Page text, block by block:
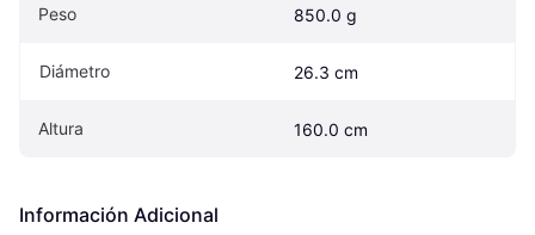
Peso 850.0 g
Diámetro 26.3 cm
Altura 160.0 cm
Información Adicional